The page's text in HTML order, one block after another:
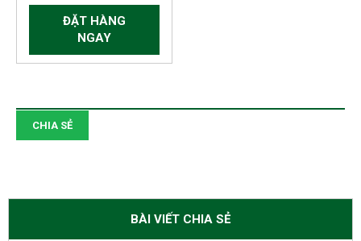
ĐẶT HÀNG
NGAY
CHIA SẺ
BÀI VIẾT CHIA SẺ